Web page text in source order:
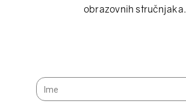
obrazovnih stručnjaka.